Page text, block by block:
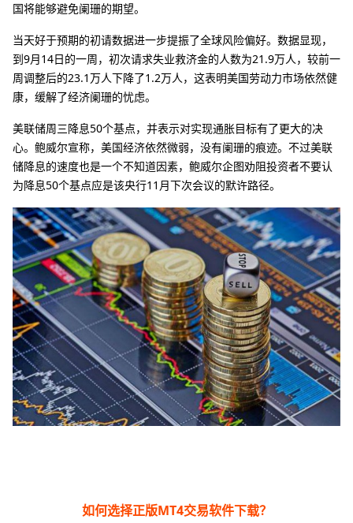
国将能够避免阑珊的期望。
当天好于预期的初请数据进一步提振了全球风险偏好。数据显现，
到9月14日的一周，初次请求失业救济金的人数为21.9万人，较前一
周调整后的23.1万人下降了1.2万人，这表明美国劳动力市场依然健
康，缓解了经济阑珊的忧虑。
美联储周三降息50个基点，并表示对实现通胀目标有了更大的决
心。鲍威尔宣称，美国经济依然微弱，没有阑珊的痕迹。不过美联
储降息的速度也是一个不知道因素，鲍威尔企图劝阻投资者不要认
为降息50个基点应是该央行11月下次会议的默许路径。
如何选择正版MT4交易软件下载？